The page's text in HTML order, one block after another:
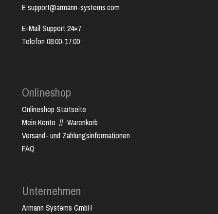
E support@armann-systems.com
E-Mail Support 24×7
Telefon 08:00-17:00
Onlineshop
Onlineshop Startseite
Mein Konto // Warenkorb
Versand- und Zahlungsinformationen
FAQ
Unternehmen
Armann Systems GmbH